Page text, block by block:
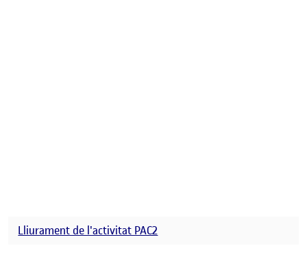
Lliurament de l'activitat PAC2